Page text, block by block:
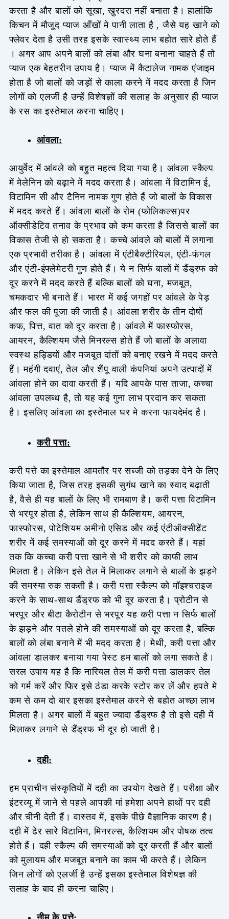
करता है और बालों को सूखा, खुरदरा नहीं बनाता है। हालांकि
किचन में मौजूद प्याज आँखों मे पानी लाता है , जैसे यह खाने को
फ्लेवर देता है उसी तरह इसके स्वास्थ्य लाभ बहोत सारे होते हैं
। अगर आप अपने बालों को लंबा और घना बनाना चाहते हैं तो
प्याज एक बेहतरीन उपाय है। प्याज में कैटालेज नामक एंजाइम
होता है जो बालों को जड़ों से काला करने में मदद करता है जिन
लोगों को एलर्जी है उन्हें विशेषज्ञों की सलाह के अनुसार ही प्याज
के रस का इस्तेमाल करना चाहिए।
आंवला:
आयुर्वेद में आंवले को बहुत महत्व दिया गया है। आंवला स्कैल्प
में मेलेनिन को बढ़ाने में मदद करता है। आंवला में विटामिन ई,
विटामिन सी और टैनिन नामक गुण होते हैं जो बालों के विकास
में मदद करते हैं। आंवला बालों के रोम (फोलिकल्स)पर
ऑक्सीडेटिव तनाव के प्रभाव को कम करता है जिससे बालों का
विकास तेजी से हो सकता है। कच्चे आंवले को बालों में लगाना
एक प्रभावी तरीका है। आंवला में एंटीबैक्टीरियल, एंटी-फंगल
और एंटी-इंफ्लेमेटरी गुण होते हैं। ये न सिर्फ बालों में डैंड्रफ को
दूर करने में मदद करते हैं बल्कि बालों को घना, मजबूत,
चमकदार भी बनाते हैं। भारत में कई जगहों पर आंवले के पेड़
और फल की पूजा की जाती है। आंवला शरीर के तीन दोषों
कफ, पित्त, वात को दूर करता है। आंवले में फास्फोरस,
आयरन, कैल्शियम जैसे मिनरल्स होते हैं जो बालों के अलावा
स्वस्थ हड्डियों और मजबूत दांतों को बनाए रखने में मदद करते
हैं। महंगी दवाएं, तेल और शैंपू वाली कंपनियां अपने उत्पादों में
आंवला होने का दावा करती हैं। यदि आपके पास ताजा, कच्चा
आंवला उपलब्ध है, तो यह कई गुना लाभ प्रदान कर सकता
है। इसलिए आंवला का इस्तेमाल घर मे करना फायदेमंद है।
करी पत्ता:
करी पत्ते का इस्तेमाल आमतौर पर सब्जी को तड़का देने के लिए
किया जाता है, जिस तरह इसकी सुगंध खाने का स्वाद बढ़ाती
है, वैसे ही यह बालों के लिए भी रामबाण है। करी पत्ता विटामिन
से भरपूर होता है, लेकिन साथ ही कैल्शियम, आयरन,
फास्फोरस, पोटेशियम अमीनो एसिड और कई एंटीऑक्सीडेंट
शरीर में कई समस्याओं को दूर करने में मदद करते हैं। यहां
तक कि कच्चा करी पत्ता खाने से भी शरीर को काफी लाभ
मिलता है। लेकिन इसे तेल में मिलाकर लगाने से बालों के झड़ने
की समस्या रुक सकती है। करी पत्ता स्कैल्प को मॉइश्चराइज
करने के साथ-साथ डैंड्रफ को भी दूर करता है। प्रोटीन से
भरपूर और बीटा कैरोटीन से भरपूर यह करी पत्ता न सिर्फ बालों
के झड़ने और पतले होने की समस्याओं को दूर करता है, बल्कि
बालों को लंबा बनाने में भी मदद करता है। मेथी, करी पत्ता और
आंवला डालकर बनाया गया पेस्ट हम बालों को लगा सकते है।
सरल उपाय यह है कि नारियल तेल में करी पत्ता डालकर तेल
को गर्म करें और फिर इसे ठंडा करके स्टोर कर लें और हपते मे
कम से कम दो बार इसका इस्तेमाल करने से बहोत अच्छा लाभ
मिलता है। अगर बालों में बहुत ज्यादा डैंड्रफ है तो इसे दही में
मिलाकर लगाने से डैंड्रफ भी दूर हो जाती है।
दही:
हम प्राचीन संस्कृतियों में दही का उपयोग देखते हैं। परीक्षा और
इंटरव्यू में जाने से पहले आपकी मां हमेशा अपने हाथों पर दही
और चीनी देती हैं। वास्तव में, इसके पीछे वैज्ञानिक कारण है।
दही में ढेर सारे विटामिन, मिनरल्स, कैल्शियम और पोषक तत्व
होते हैं। दही स्कैल्प की समस्याओं को दूर करती हैं और बालों
को मुलायम और मजबूत बनाने का काम भी करते हैं। लेकिन
जिन लोगों को एलर्जी है उन्हें इसका इस्तेमाल विशेषज्ञ की
सलाह के बाद ही करना चाहिए।